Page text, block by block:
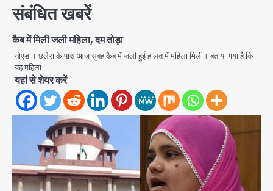
संबंधित खबरें
कैब में मिली जली महिला, दम तोड़ा
नोएडा। छलेरा के पास आज सुबह कैब में जली हुई हालत में महिला मिली। बताया गया है कि
यह महिला…
यहां से शेयर करें
2
Rahul Gandhi Prayagraj Visit:
राहुल गांधी प्रयागराज पहुंचे, साथ में प्रियंका की
बेटी मिराया; केपी ग्राउंड में छात्रों से संवाद,
सिर्फ 5 हजार मौजूद
Avinash Kumar